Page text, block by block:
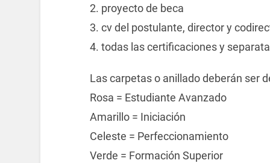
2. proyecto de beca
3. cv del postulante, director y
4. todas las certificaciones y
Las carpetas o anillado deberán ser
Rosa = Estudiante Avanzado
Amarillo = Iniciación
Celeste = Perfeccionamiento
Verde = Formación Superior